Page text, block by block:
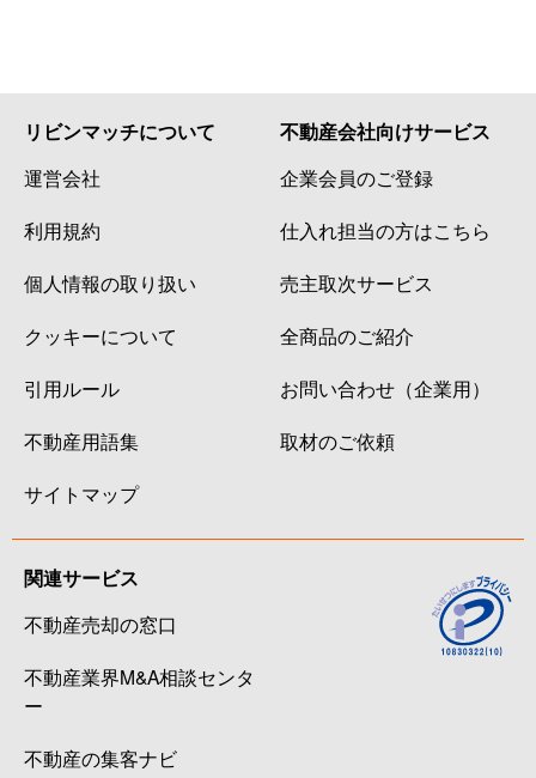
リビンマッチについて
運営会社
利用規約
個人情報の取り扱い
クッキーについて
引用ルール
不動産用語集
サイトマップ
不動産会社向けサービス
企業会員のご登録
仕入れ担当の方はこちら
売主取次サービス
全商品のご紹介
お問い合わせ（企業用）
取材のご依頼
関連サービス
不動産売却の窓口
不動産業界M&A相談センタ
ー
不動産の集客ナビ